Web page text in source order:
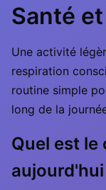
Santé
Une activité
respiration
routine simple
long de la
Quel est
aujourd'hui